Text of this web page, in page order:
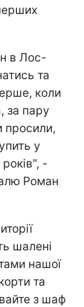
в Лос-
та
коли
за пару
просили,
у
-
Роман
шалені
нашої
та
з шаф